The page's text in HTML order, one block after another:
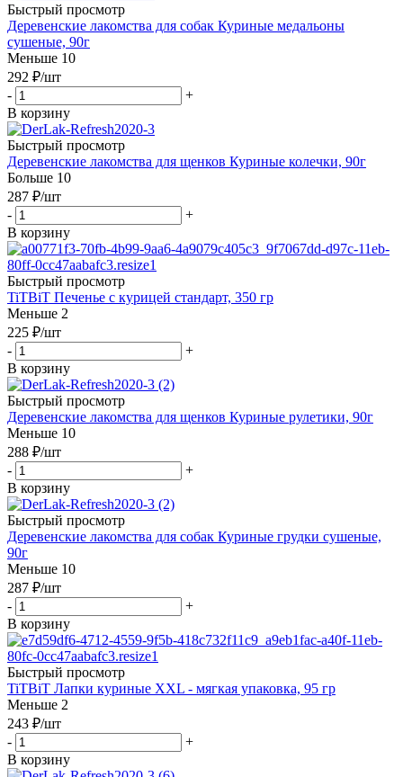
Быстрый просмотр
Деревенские лакомства для собак Куриные медальоны
сушеные, 90г
Меньше 10
292 ₽/шт
-
+
В корзину
Быстрый просмотр
Деревенские лакомства для щенков Куриные колечки, 90г
Больше 10
287 ₽/шт
-
+
В корзину
Быстрый просмотр
TiTBiT Печенье с курицей стандарт, 350 гр
Меньше 2
225 ₽/шт
-
+
В корзину
Быстрый просмотр
Деревенские лакомства для щенков Куриные рулетики, 90г
Меньше 10
288 ₽/шт
-
+
В корзину
Быстрый просмотр
Деревенские лакомства для собак Куриные грудки сушеные,
90г
Меньше 10
287 ₽/шт
-
+
В корзину
Быстрый просмотр
TiTBiT Лапки куриные XXL - мягкая упаковка, 95 гр
Меньше 2
243 ₽/шт
-
+
В корзину